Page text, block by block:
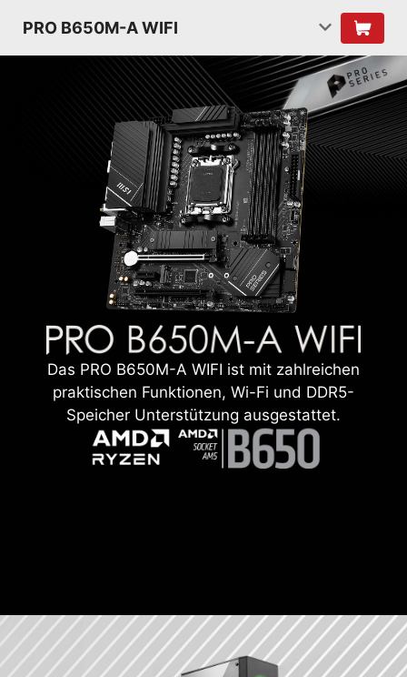
PRO B650M-A WIFI
Das PRO B650M-A WIFI ist mit zahlreichen
praktischen Funktionen, Wi-Fi und DDR5-
Speicher Unterstützung ausgestattet.